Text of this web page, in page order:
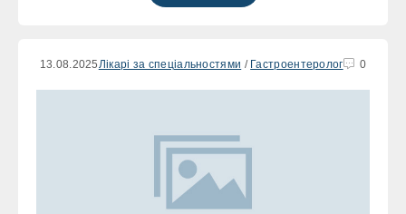
13.08.2025 Лікарі за спеціальностями / Гастроентеролог 0